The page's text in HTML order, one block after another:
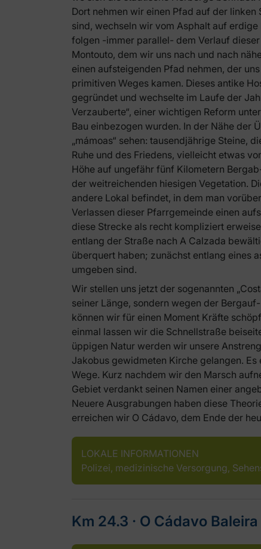
Dort nehmen wir einen Pfad auf der linken
sind, wechseln wir vom Asphalt auf
folgen -immer parallel- dem Verlauf
Montouto, dem wir uns nach und nach
einen aufsteigenden Pfad nehmen, der
primitiven Weges kamen. Dieses antike
gegründet und wechselte im Laufe der
Verzauberte“, einer wichtigen Reform
Bau einbezogen wurden. In der Nähe der
„mámoas“ sehen: tausendjährige Steine,
Ruhe und des Friedens, vielleicht etwas
Höhe auf ungefähr fünf Kilometern
der weitreichenden hiesigen Vegetation.
andere Lokal befindet, in dem man
Verlassen dieser Pfarrgemeinde einen
diese Strecke als recht kompliziert
entlang der Straße nach A Calzada
überquert haben; zunächst entlang eines
umgeben sind.
Wir stellen uns jetzt der sogenannten
seiner Länge, sondern wegen der
können wir für einen Moment Kräfte
einmal lassen wir die Schnellstraße
üppigen Natur werden wir unsere
Jakobus gewidmeten Kirche gelangen.
Wege. Kurz nachdem wir den Marsch
Gebiet verdankt seinen Namen einer
Neuere Ausgrabungen haben diese
erreichen wir O Cádavo, dem Ende der
LOKALE INFORMATIONEN
Polizei, medizinische Versorgung,
Km 24.3 ‧ O Cádavo Baleira